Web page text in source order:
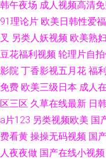
韩午夜场 成人视频高清
91理论片 欧美日韩性爱
叉 另类人妖视频 欧美熟
豆花福利视频 轮理片自
影院 丁香影视五月花 福
免费 欧美三级日本 成人
区三区 久草在线最新 日
a片123 另类视频欧美 国
费看黄 操操无码视频 国
人夜夜做 国产在线小视频